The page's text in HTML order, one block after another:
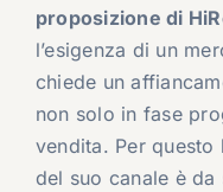
proposizione di
l’esigenza di un
chiede un
non solo in fase
vendita. Per questo
del suo canale è da